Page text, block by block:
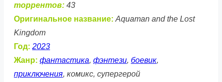
торрентов: 43
Оригинальное название: Aquaman and the Lost
Kingdom
Год: 2023
Жанр: фантастика, фэнтези, боевик,
приключения, комикс, супергерой